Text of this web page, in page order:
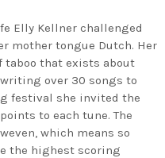
Elly Kellner challenged
mother tongue Dutch. Her
taboo that exists about
over 30 songs to
festival she invited the
to each tune. The
which means so
the highest scoring